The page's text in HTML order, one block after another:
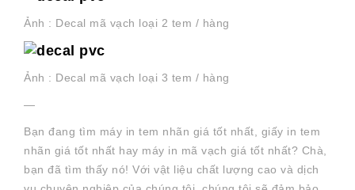
Ảnh : Decal mã vạch loại 2 tem / hàng
Ảnh : Decal mã vạch loại 3 tem / hàng
—
Bạn đang tìm máy in tem nhãn giá tốt nhất, giấy in tem
nhãn giá tốt nhất hay máy in mã vạch giá tốt nhất? Chà,
bạn đã tìm thấy nó! Với vật liệu chất lượng cao và dịch